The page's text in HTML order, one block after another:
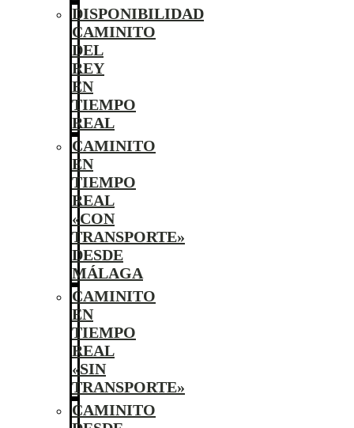
DISPONIBILIDAD
CAMINITO
DEL
REY
EN
TIEMPO
REAL
CAMINITO
EN
TIEMPO
REAL
«CON
TRANSPORTE»
DESDE
MÁLAGA
CAMINITO
EN
TIEMPO
REAL
«SIN
TRANSPORTE»
CAMINITO